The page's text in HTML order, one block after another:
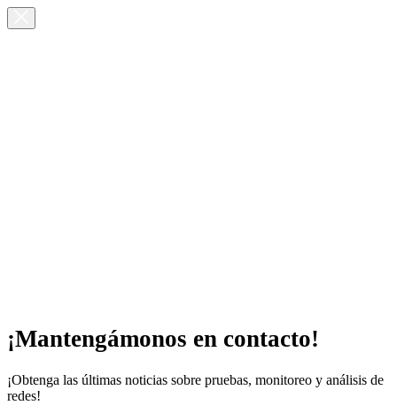
¡Mantengámonos en contacto!
¡Obtenga las últimas noticias sobre pruebas, monitoreo y análisis de
redes!